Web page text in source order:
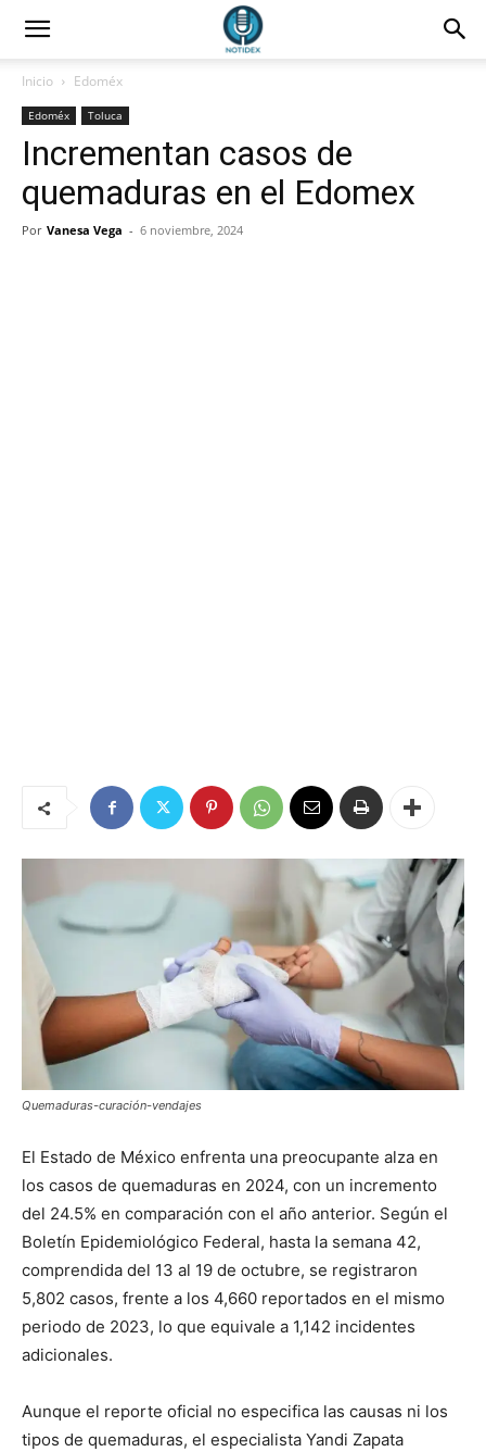
Inicio Edoméx
Edoméx Toluca
Incrementan casos de
quemaduras en el Edomex
Por Vanesa Vega - 6 noviembre, 2024
Quemaduras-curación-vendajes
El Estado de México enfrenta una preocupante alza en
los casos de quemaduras en 2024, con un incremento
del 24.5% en comparación con el año anterior. Según el
Boletín Epidemiológico Federal, hasta la semana 42,
comprendida del 13 al 19 de octubre, se registraron
5,802 casos, frente a los 4,660 reportados en el mismo
periodo de 2023, lo que equivale a 1,142 incidentes
adicionales.
Aunque el reporte oficial no especifica las causas ni los
tipos de quemaduras, el especialista Yandi Zapata